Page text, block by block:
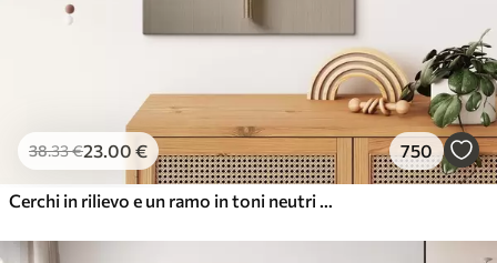
38.33€23.00 € 750
Cerchi in rilievo e un ramo in toni neutri caldi